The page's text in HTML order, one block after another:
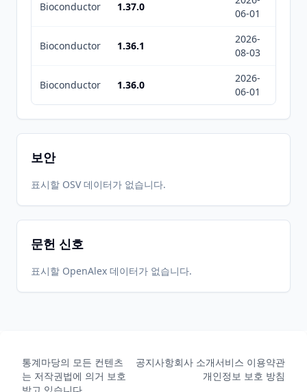
Bioconductor 1.37.0
06-01
Bioconductor 1.36.1
2026-
08-03
Bioconductor 1.36.0
2026-
06-01
보안
표시할 OSV 데이터가 없습니다.
문헌 신호
표시할 OpenAlex 데이터가 없습니다.
통계마당의 모든 컨텐츠
는 저작권법에 의거 보호
공지사항회사 소개서비스 이용약관
개인정보 보호 방침